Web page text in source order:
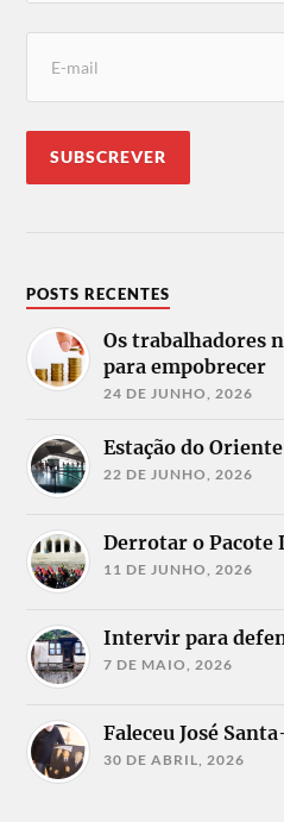
POSTS RECENTES
Os trabalhadores
para empobrecer
24 DE JUNHO, 2026
Estação do
22 DE JUNHO, 2026
Derrotar o Pacote
11 DE JUNHO, 2026
Intervir para
7 DE MAIO, 2026
Faleceu José
30 DE ABRIL, 2026